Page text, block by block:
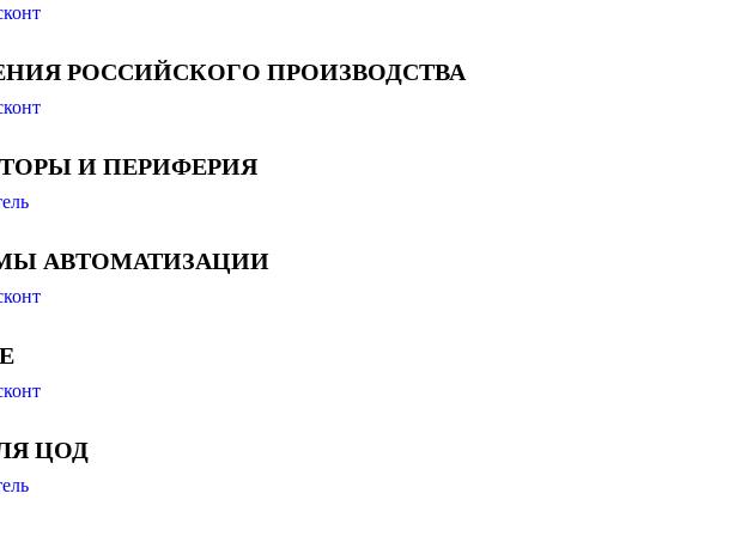
РОССИЙСКОГО ПРОИЗВОДСТВА
И ПЕРИФЕРИЯ
АВТОМАТИЗАЦИИ
ЦОД